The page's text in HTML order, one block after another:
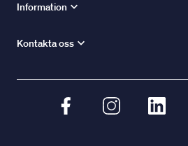
Information
Kontakta oss